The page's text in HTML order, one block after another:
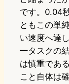
です。0.04
ともこの単
い速度へ達
一タスクの
は慎重であ
こと自体は